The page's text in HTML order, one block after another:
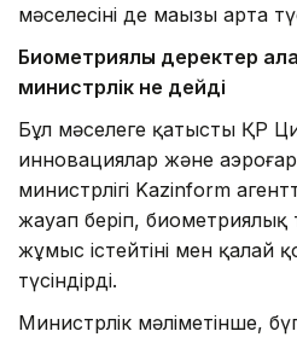
мәселесінің де маңызы арта
Биометриялық деректер
министрлік не дейді
Бұл мәселеге қатысты ҚР
инновациялар және
министрлігі Kazinform
жауап беріп, биометриялық
жұмыс істейтіні мен қалай
түсіндірді.
Министрлік мәліметінше,